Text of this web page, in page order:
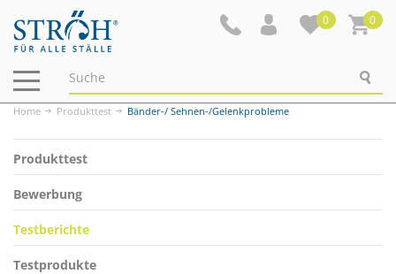
0 0
Navigation
ein-/ausblenden
Home Produkttest Bänder-/ Sehnen-/Gelenkprobleme
Produkttest
Bewerbung
Testberichte
Testprodukte